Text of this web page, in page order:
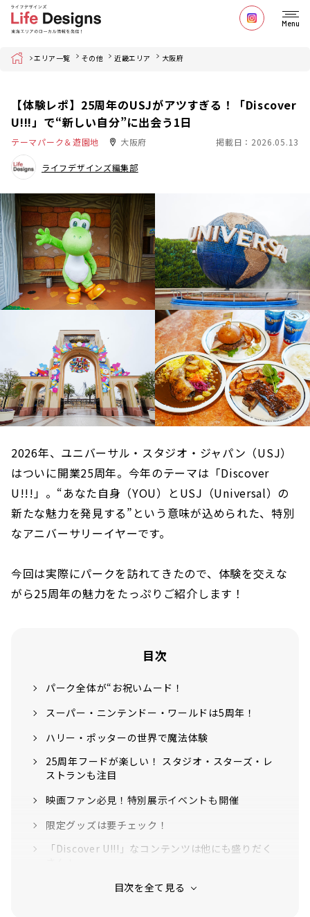
Menu
Home エリア一覧 その他 近畿エリア 大阪府
【体験レポ】25周年のUSJがアツすぎる！「Discover
U!!!」で“新しい自分”に出会う1日
テーマパーク＆遊園地 大阪府 掲載日：2026.05.13
ライフデザインズ編集部
2026年、ユニバーサル・スタジオ・ジャパン（USJ）
はついに開業25周年。今年のテーマは「Discover
U!!!」。“あなた自身（YOU）とUSJ（Universal）の
新たな魅力を発見する”という意味が込められた、特別
なアニバーサリーイヤーです。
今回は実際にパークを訪れてきたので、体験を交えな
がら25周年の魅力をたっぷりご紹介します！
目次
パーク全体が“お祝いムード！
スーパー・ニンテンドー・ワールドは5周年！
ハリー・ポッターの世界で魔法体験
25周年フードが楽しい！ スタジオ・スターズ・レ
ストランも注目
映画ファン必見！特別展示イベントも開催
限定グッズは要チェック！
「Discover U!!!」なコンテンツは他にも盛りだく